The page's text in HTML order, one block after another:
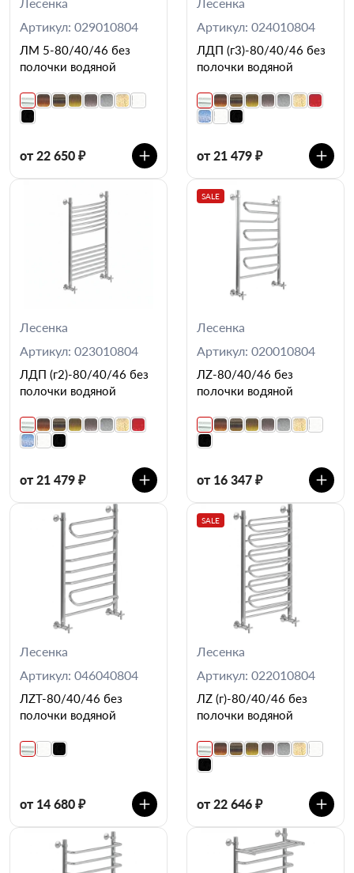
Артикул: 029010804
ЛМ 5-80/40/46 без
полочки водяной
от 22 650 ₽
Артикул: 024010804
ЛДП (г3)-80/40/46 без
полочки водяной
от 21 479 ₽
Лесенка
Артикул: 023010804
ЛДП (г2)-80/40/46 без
полочки водяной
от 21 479 ₽
SALE
Лесенка
Артикул: 020010804
ЛZ-80/40/46 без
полочки водяной
от 16 347 ₽
Лесенка
Артикул: 046040804
ЛZT-80/40/46 без
полочки водяной
от 14 680 ₽
SALE
Лесенка
Артикул: 022010804
ЛZ (г)-80/40/46 без
полочки водяной
от 22 646 ₽